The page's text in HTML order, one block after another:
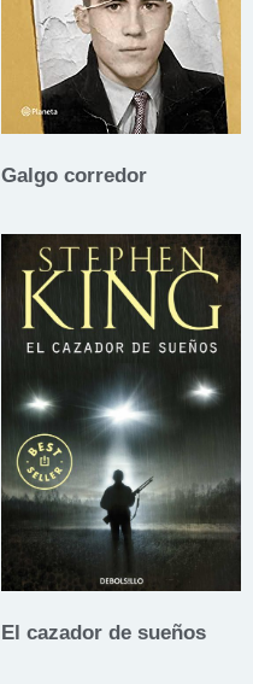
Galgo corredor
El cazador de sueños